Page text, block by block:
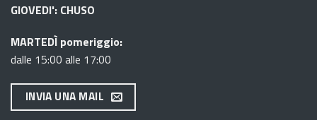
GIOVEDI': CHUSO
MARTEDÌ pomeriggio:
dalle 15:00 alle 17:00
INVIA UNA MAIL